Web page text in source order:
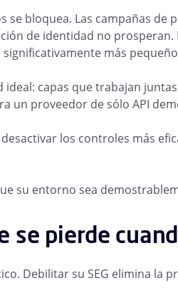
se bloquea. Las campañas de
de identidad no
más
ideal: capas que trabajan
un proveedor de sólo API
los controles más
su entorno sea
se pierde
Debilitar su SEG elimina la